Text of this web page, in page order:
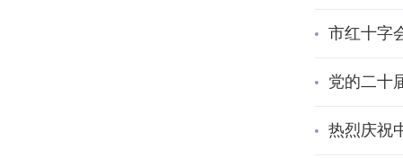
市红十字
党的二十
热烈庆祝